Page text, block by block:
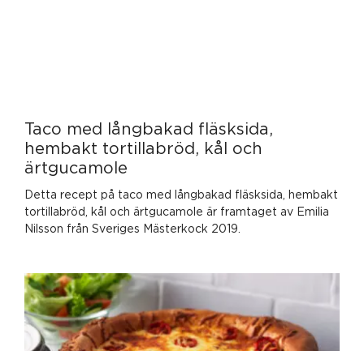
Taco med långbakad fläsksida,
hembakt tortillabröd, kål och
ärtgucamole
Detta recept på taco med långbakad fläsksida, hembakt
tortillabröd, kål och ärtgucamole är framtaget av Emilia
Nilsson från Sveriges Mästerkock 2019.